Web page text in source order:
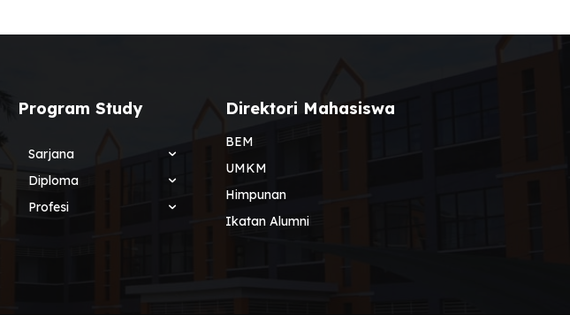
Program Study
Sarjana
Diploma
Profesi
Direktori Mahasiswa
BEM
UMKM
Himpunan
Ikatan Alumni